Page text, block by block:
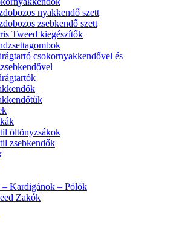
nyakkendő szett
zsebkendő szett
Tweed kiegészítők
csokornyakkendővel és
öltönyzsákok
zsebkendők
– Kardigánok – Pólók
Zakók